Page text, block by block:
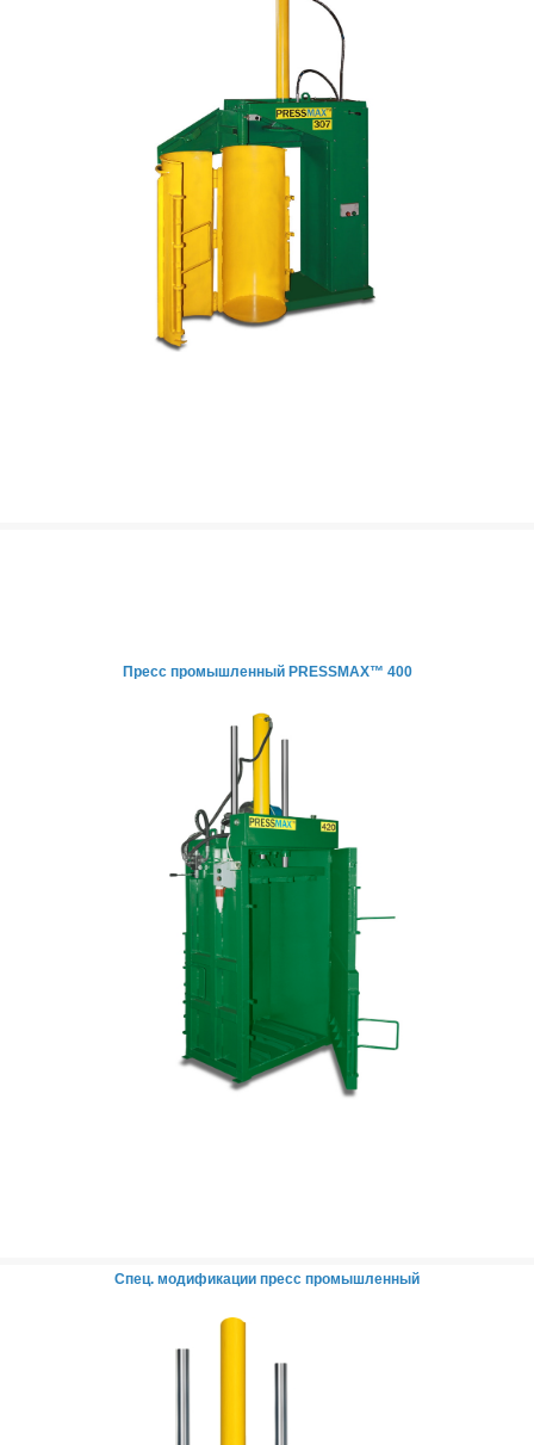
Пресс промышленный PRESSMAX™ 400
Спец. модификации пресс промышленный